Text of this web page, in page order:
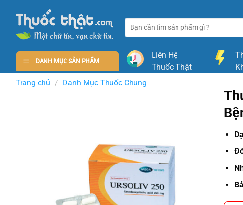
content
kiếm:
DANH MỤC SẢN PHẨM
Liên Hệ
Thuốc Thật
Trang chủ / Danh Mục Thuốc Chung